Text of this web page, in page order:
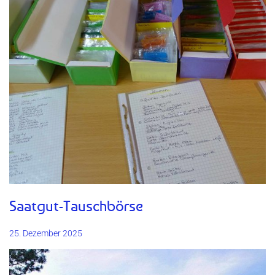
Saatgut-Tauschbörse
25. Dezember 2025